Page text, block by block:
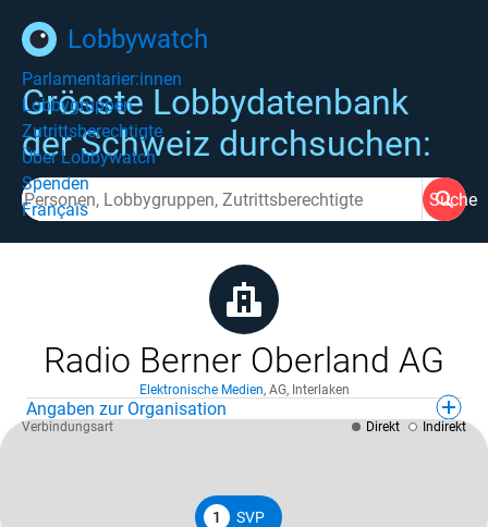
Lobbywatch
Parlamentarier:innen
Lobbygruppen
Zutrittsberechtigte
Über Lobbywatch
Spenden
Français
Grösste Lobbydatenbank
der Schweiz durchsuchen:
Suche
Radio Berner Oberland AG
Elektronische Medien, AG, Interlaken
Angaben zur Organisation
1 SVP
Verbindungsart Direkt Indirekt